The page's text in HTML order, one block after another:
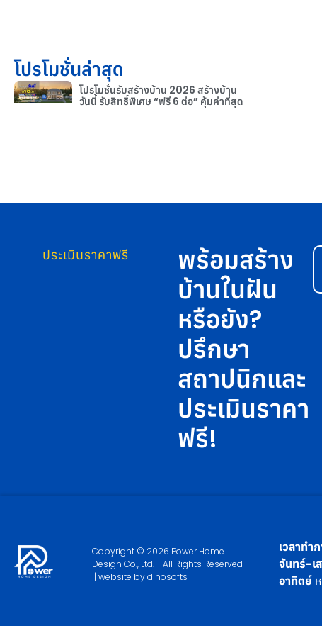
โปรโมชั่นล่าสุด
โปรโมชั่นรับสร้างบ้าน 2026 สร้างบ้าน
วันนี้ รับสิทธิ์พิเศษ “ฟรี 6 ต่อ” คุ้มค่าที่สุด
ประเมินราคาฟรี
พร้อมสร้าง
บ้านในฝัน
หรือยัง?
ปรึกษา
สถาปนิกและ
ประเมินราคา
ฟรี!
Copyright © 2026 Power Home
Design Co., Ltd. - All Rights Reserved
|| website bydinosofts
เวลาทำ
จันทร์-เ
อาทิตย์